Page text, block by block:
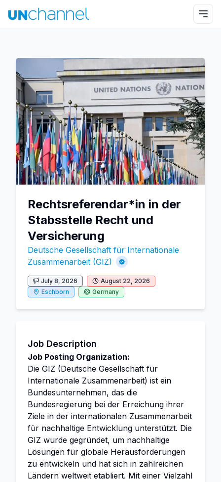
Rechtsreferendar*in in der
Stabsstelle Recht und
Versicherung
Deutsche Gesellschaft für Internationale
Zusammenarbeit (GIZ)
July 8, 2026
August 22, 2026
Eschborn
Germany
Job Description
Job Posting Organization:
Die GIZ (Deutsche Gesellschaft für
Internationale Zusammenarbeit) ist ein
Bundesunternehmen, das die
Bundesregierung bei der Erreichung ihrer
Ziele in der internationalen Zusammenarbeit
für nachhaltige Entwicklung unterstützt. Die
GIZ wurde gegründet, um nachhaltige
Lösungen für globale Herausforderungen
zu entwickeln und hat sich in zahlreichen
Ländern weltweit etabliert. Mit einer Vielzahl